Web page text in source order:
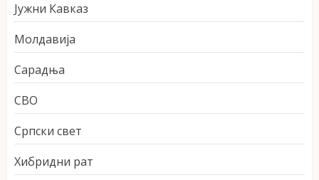
Јужни Кавказ
Молдавија
Сарадња
СВО
Српски свет
Хибридни рат